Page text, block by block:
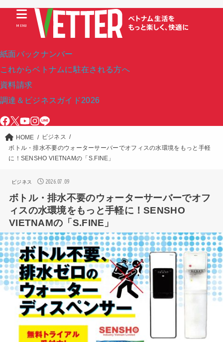
紙面バックナンバー
これからベトナムに駐在される方へ
資料請求
調達＆ビジネスガイド2026
MENU
HOME
ビジネス
ボトル・排水不要のウォーターサーバーでオフィスの水環境をもっと手軽
に！SENSHO VIETNAMの「S.FINE」
ビジネス 2026.07.09
ボトル・排水不要のウォーターサーバーでオフ
ィスの水環境をもっと手軽に！SENSHO
VIETNAMの「S.FINE」